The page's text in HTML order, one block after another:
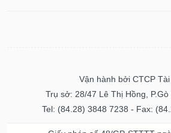
Vận hành bởi CTCP Tài
Trụ sở: 28/47 Lê Thị Hồng, P.Gò
Tel: (84.28) 3848 7238 - Fax: